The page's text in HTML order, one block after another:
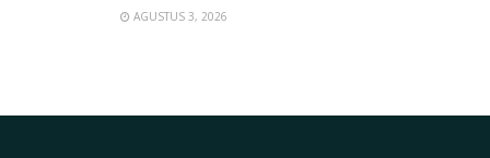
AGUSTUS 3, 2026